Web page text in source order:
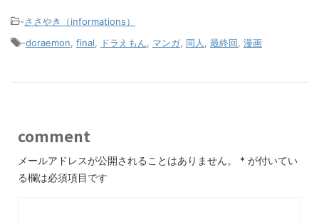
-ささやき（informations）
-doraemon final ドラえもん マンガ 同人 最終回 漫画
comment
メールアドレスが公開されることはありません。 * が付いてい
る欄は必須項目です